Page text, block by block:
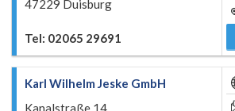
47229 Duisburg
Tel: 02065 29691
Karl Wilhelm Jeske GmbH
Kanalstraße 14